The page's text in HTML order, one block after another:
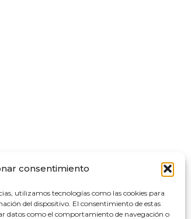
consentimiento
utilizamos tecnologías como las cookies para
del dispositivo. El consentimiento de estas
datos como el comportamiento de navegación o